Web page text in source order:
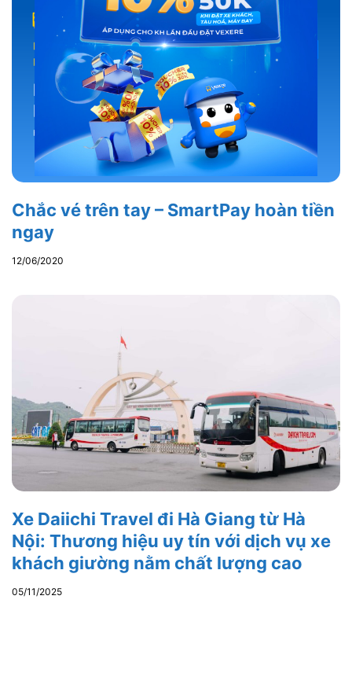
Chắc vé trên tay – SmartPay hoàn tiền
ngay
12/06/2020
Xe Daiichi Travel đi Hà Giang từ Hà
Nội: Thương hiệu uy tín với dịch vụ xe
khách giường nằm chất lượng cao
05/11/2025